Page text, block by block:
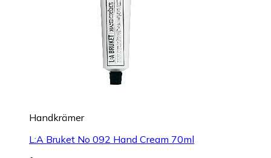
Handkrämer
L:A Bruket No 092 Hand Cream 70ml